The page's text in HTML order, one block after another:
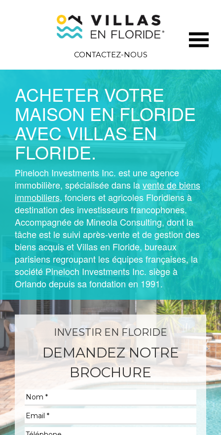
CONTACTEZ-NOUS
ACHETER VOTRE
MAISON EN FLORIDE
AVEC VILLAS EN
FLORIDE.
Pineloch Investments Inc. est une agence
immobilière, spécialisée dans lavente de biens
immobiliers, fonciers et agricoles Floridiens à
destination des investisseurs francophones.
Accompagnée de Mineola Consulting, dont la
tâche est le suivi après-vente et de gestion des
biens acquis et Villas en Floride, bureaux
parisiens regroupant les équipes françaises, la
société Pineloch Investments Inc. siège à
Orlando depuis sa fondation en 1991.
INVESTIR EN FLORIDE
DEMANDEZ NOTRE
BROCHURE